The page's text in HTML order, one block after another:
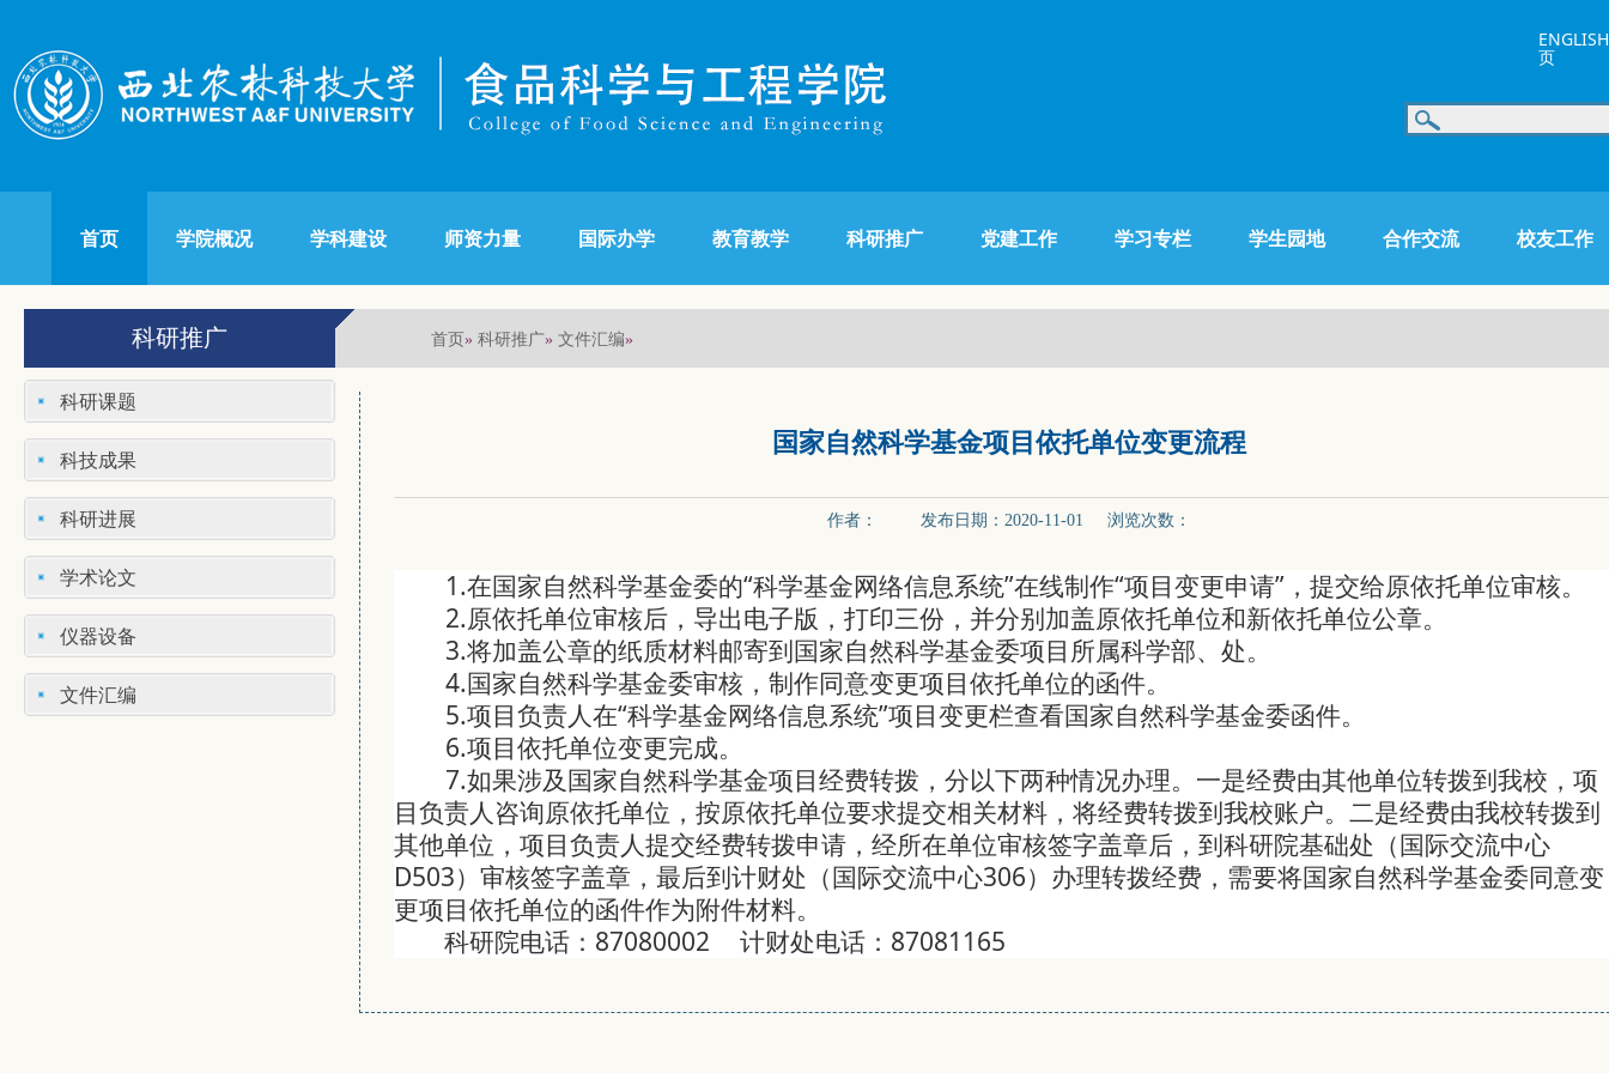
ENGLISH
页
首页 学院概况 学科建设 师资力量 国际办学 教育教学 科研推广 党建工作 学习专栏 学生园地 合作交流 校友工作
科研推广 首页» 科研推广» 文件汇编»
科研课题
科技成果
科研进展
学术论文
仪器设备
文件汇编
国家自然科学基金项目依托单位变更流程
作者： 发布日期：2020-11-01 浏览次数：
1.在国家自然科学基金委的“科学基金网络信息系统”在线制作“项目变更申请”，提交给原依托单位审核。
2.原依托单位审核后，导出电子版，打印三份，并分别加盖原依托单位和新依托单位公章。
3.将加盖公章的纸质材料邮寄到国家自然科学基金委项目所属科学部、处。
4.国家自然科学基金委审核，制作同意变更项目依托单位的函件。
5.项目负责人在“科学基金网络信息系统”项目变更栏查看国家自然科学基金委函件。
6.项目依托单位变更完成。
7.如果涉及国家自然科学基金项目经费转拨，分以下两种情况办理。一是经费由其他单位转拨到我校，项
目负责人咨询原依托单位，按原依托单位要求提交相关材料，将经费转拨到我校账户。二是经费由我校转拨到
其他单位，项目负责人提交经费转拨申请，经所在单位审核签字盖章后，到科研院基础处（国际交流中心
D503）审核签字盖章，最后到计财处（国际交流中心306）办理转拨经费，需要将国家自然科学基金委同意变
更项目依托单位的函件作为附件材料。
科研院电话：87080002 计财处电话：87081165